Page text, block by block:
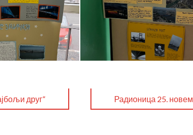
друг“ Радионица 25.